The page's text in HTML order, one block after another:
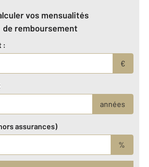
vos mensualités
de remboursement
:
€
années
assurances)
%